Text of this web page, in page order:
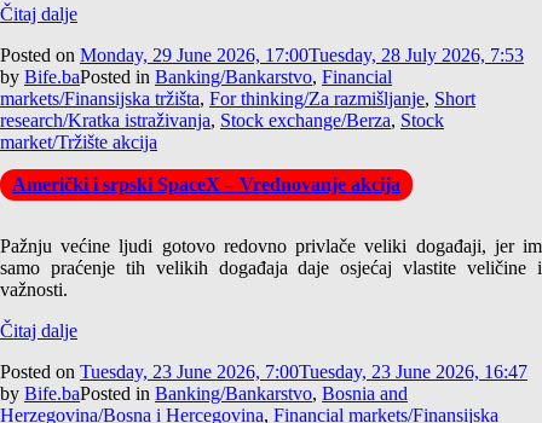
Čitaj dalje
Posted on Monday, 29 June 2026, 17:00Tuesday, 28 July 2026, 7:53
by Bife.baPosted in Banking/Bankarstvo, Financial
markets/Finansijska tržišta, For thinking/Za razmišljanje, Short
research/Kratka istraživanja, Stock exchange/Berza, Stock
market/Tržište akcija
Američki i srpski SpaceX – Vrednovanje akcija
Pažnju većine ljudi gotovo redovno privlače veliki događaji, jer im
samo praćenje tih velikih događaja daje osjećaj vlastite veličine i
važnosti.
Čitaj dalje
Posted on Tuesday, 23 June 2026, 7:00Tuesday, 23 June 2026, 16:47
by Bife.baPosted in Banking/Bankarstvo, Bosnia and
Herzegovina/Bosna i Hercegovina, Financial markets/Finansijska